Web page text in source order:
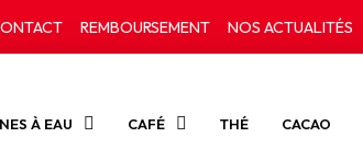
REMBOURSEMENT NOS ACTUALITÉS
À EAU CAFÉ THÉ CACAO